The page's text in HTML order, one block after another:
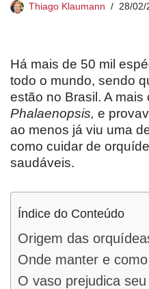
Thiago Klaumann 28/02/
Há mais de 50 mil
todo o mundo, sendo
estão no Brasil. A mais
Phalaenopsis, e
ao menos já viu uma
como cuidar de
saudáveis.
Índice do Conteúdo
Origem das
Onde manter e
O vaso prejudica